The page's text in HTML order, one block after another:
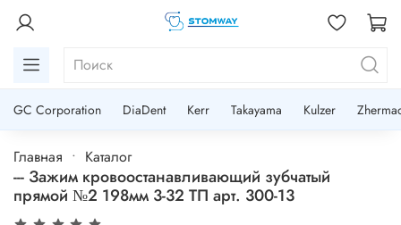
GC Corporation DiaDent Kerr Takayama Kulzer
Главная Каталог
--- Зажим кровоостанавливающий зубчатый
прямой №2 198мм 3-32 ТП арт. 300-13